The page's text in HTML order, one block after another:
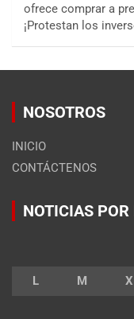
ofrece comprar a
¡Protestan los
NOSOTROS
INICIO
CONTÁCTENOS
NOTICIAS POR
L M X